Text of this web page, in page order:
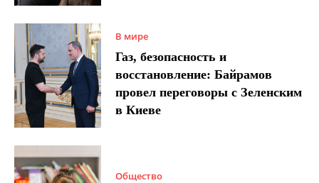
В мире
Газ, безопасность и
восстановление: Байрамов
провел переговоры с Зеленским
в Киеве
Общество